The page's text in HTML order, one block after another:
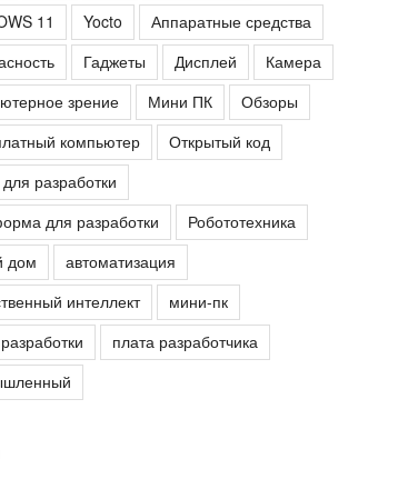
11
Yocto
Аппаратные средства
Гаджеты Дисплей
Камера
зрение
Мини ПК
Обзоры
компьютер
Открытый код
разработки
для разработки
Робототехника
дом
автоматизация
интеллект
мини-пк
плата разработчика